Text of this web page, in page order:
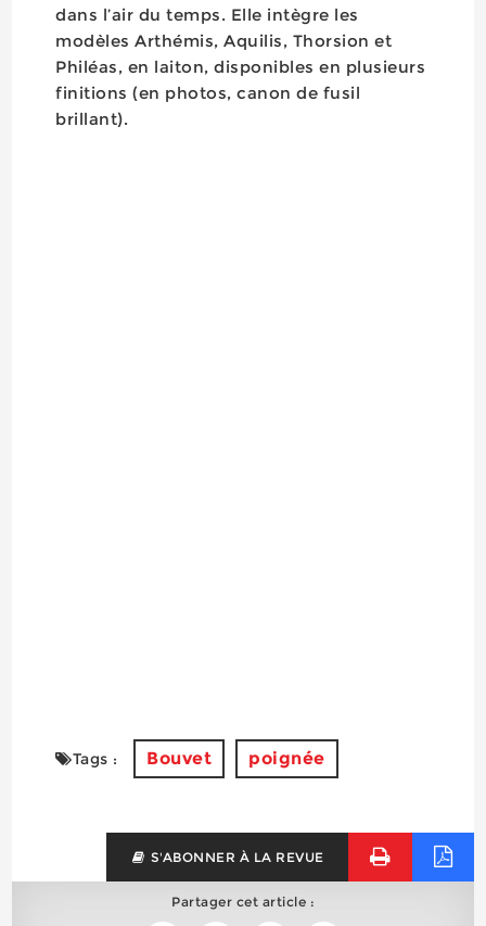
dans l’air du temps. Elle intègre les
modèles Arthémis, Aquilis, Thorsion et
Philéas, en laiton, disponibles en plusieurs
finitions (en photos, canon de fusil
brillant).
Tags : Bouvet poignée
S'ABONNER À LA REVUE
Partager cet article :